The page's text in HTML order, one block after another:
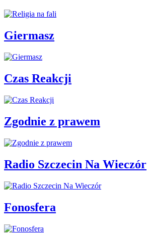
Giermasz
Czas Reakcji
Zgodnie z prawem
Radio Szczecin Na Wieczór
Fonosfera